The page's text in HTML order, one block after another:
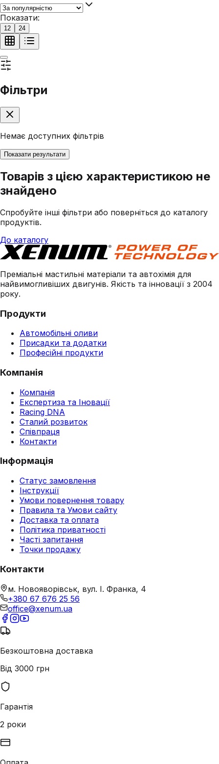
Показати:
12 24
Фільтри
Немає доступних фільтрів
Показати результати
Товарів з цією характеристикою не
знайдено
Спробуйте інші фільтри або поверніться до каталогу
продуктів.
До каталогу
Преміальні мастильні матеріали та автохімія для
найвимогливіших двигунів. Якість та інновації з 2004
року.
Продукти
Автомобільні оливи
Присадки та додатки
Професійні продукти
Компанія
Компанія
Експертиза та Іновації
Racing DNA
Сталий розвиток
Співпраця
Контакти
Інформація
Статус замовлення
Інструкції
Умови повернення товару
Правила та Умови сайту
Доставка та оплата
Політика приватності
Часті запитання
Точки продажу
Контакти
м. Новояворівськ, вул. І. Франка, 4
+380 67 676 25 56
office@xenum.ua
Безкоштовна доставка
Від 3000 грн
Гарантія
2 роки